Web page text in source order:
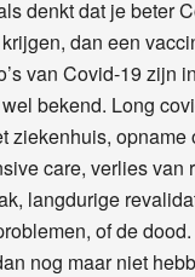
denkt dat je beter
dan een
van Covid-19 zijn
bekend. Long
ziekenhuis, opname
care, verlies van
langdurige
of de
nog maar niet